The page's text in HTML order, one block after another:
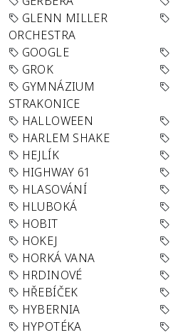
GLENN MILLER
ORCHESTRA
GOOGLE
GROK
GYMNÁZIUM
STRAKONICE
HALLOWEEN
HARLEM SHAKE
HEJLÍK
HIGHWAY 61
HLASOVÁNÍ
HLUBOKÁ
HOBIT
HOKEJ
HORKÁ VANA
HRDINOVÉ
HŘEBÍČEK
HYBERNIA
HYPOTÉKA